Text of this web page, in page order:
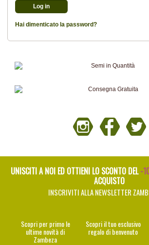
Hai dimenticato la password?
UNISCITI A NOI ED OTTIENI LO SCONTO DEL-
ACQUISTO
INSCRIVITI ALLA NEWSLETTER
Scopri per primo le
ultime novità di
Zambeza
Scopri il tuo esclusivo
regalo di benvenuto